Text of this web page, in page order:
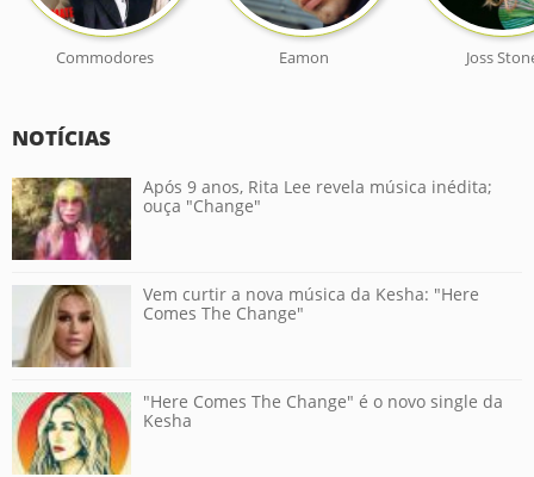
Commodores Eamon Joss
NOTÍCIAS
Após 9 anos, Rita Lee revela música inédita;
ouça "Change"
Vem curtir a nova música da Kesha: "Here
Comes The Change"
"Here Comes The Change" é o novo single da
Kesha